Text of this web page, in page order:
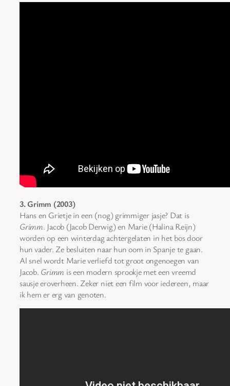
3. Grimm (2003)
Hans en Grietje in een (nog) grimmiger jasje? Dat is
Grimm. Jacob (Jacob Derwig) en Marie (Halina Reijn)
worden op een winterdag achtergelaten in het bos door
hun vader. Ze besluiten naar hun oom in Spanje te gaan.
Al snel wordt Marie verliefd tot groot ongenoegen van
Jacob. Grimm is een modern sprookje met een vreemd
sausje eroverheen. Zeker niet een film voor iedereen, maar
ik hem er erg van genoten.